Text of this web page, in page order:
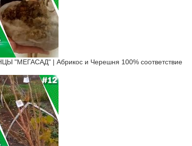
| Абрикос и Черешня 100% соответствие